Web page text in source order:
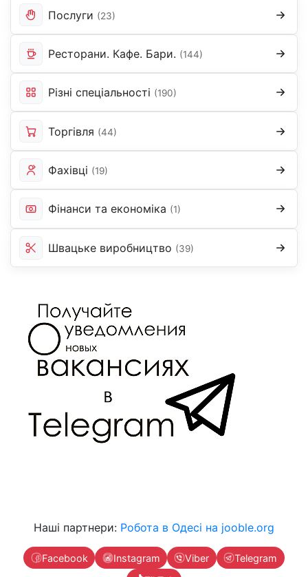
Послуги (23)
Ресторани. Кафе. Бари. (144)
Різні спеціальності (190)
Торгівля (44)
Фахівці (19)
Фінанси та економіка (1)
Швацьке виробництво (39)
Наші партнери: Робота в Одесі на jooble.org
Facebook Instagram Viber
Telegram